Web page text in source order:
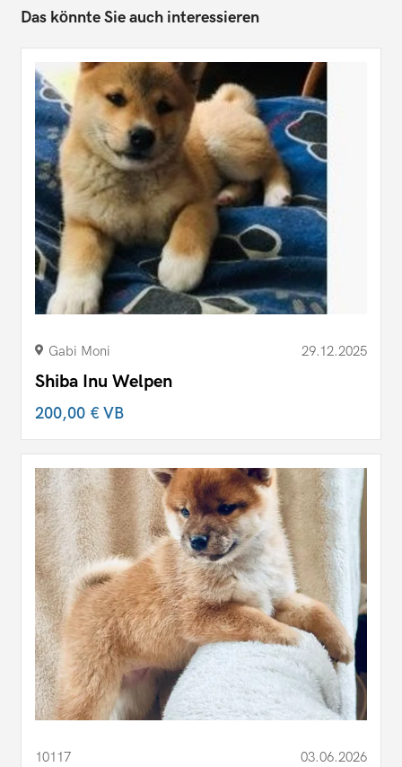
Das könnte Sie auch interessieren
Gabi Moni 29.12.2025
Shiba Inu Welpen
200,00 €VB
10117 03.06.2026